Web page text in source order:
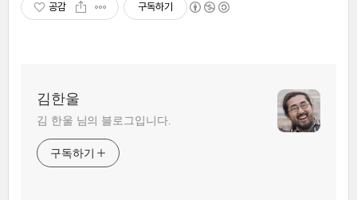
공감 구독하기
김한울
김 한울 님의 블로그입니다.
구독하기